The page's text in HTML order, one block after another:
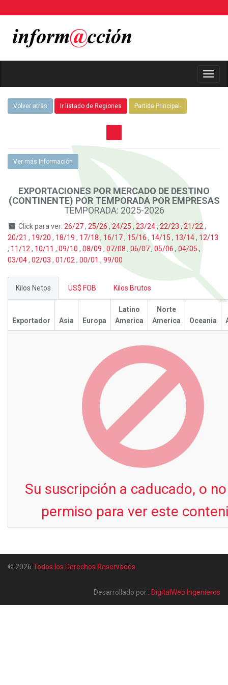
Volver atrás Ir listado de Regiones Partida Principal-
Ver más Información
EXPORTACIONES POR MERCADO DE DESTINO
(CONTINENTE) POR TEMPORADA POR EMPRESAS
TEMPORADA: 2025-2026
Click para ver: 26/27, 25/26 , 24/25 , 23/24, 22/23 , 21/22 ,
20/21 , 19/20 , 18/19 , 17/18 , 16/17, 15/16, 14/15 , 13/14, 12/13
, 11/12 , 10/11 , 09/10 , 08/09,07/08 , 06/07, 05/06 , 04/05 ,
03/04, 02/03 , 01/02 , 00/01 , 99/00
Kilos Netos US$ FOB Kilos Brutos
Exportador Asia Europa
Latino
America
Norte
America
Oceania
Su suscripción a caducado, o
permiso para ver este
© 2026 Todos los Derechos Reservados
Desarrollado por : DigitalWeb Ingenieros